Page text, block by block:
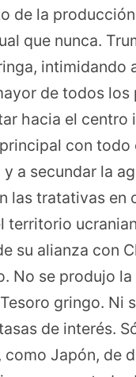
de la
que nunca.
intimidando
de todos los
hacia el centro
con todo
y a secundar la
las tratativas en
territorio
su alianza con
No se produjo
gringo. Ni
de interés.
como Japón, de